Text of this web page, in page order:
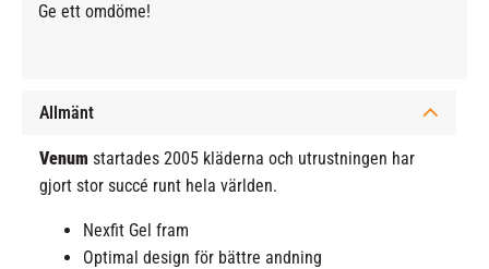
Ge ett omdöme!
Allmänt
Venum startades 2005 kläderna och utrustningen har
gjort stor succé runt hela världen.
Nexfit Gel fram
Optimal design för bättre andning